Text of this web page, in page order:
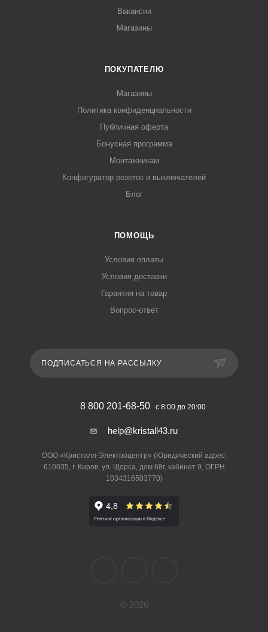
Вакансии
Магазины
ПОКУПАТЕЛЮ
Магазины
Политика конфиденциальности
Публичная оферта
Бонусная программа
Монтажникам
Конфигуратор розеток и выключателей
Блог
ПОМОЩЬ
Условия оплаты
Условия доставки
Гарантия на товар
Вопрос-ответ
ПОДПИСАТЬСЯ НА РАССЫЛКУ
8 800 201-68-50 с 8:00 до 20:00
help@kristall43.ru
ООО «Кристалл-Электроцентр» (Юридический адрес:
610035, г. Киров, ул. Щорса, дом 68г, кабинет 9, ОГРН
1034316503770)
© 2026